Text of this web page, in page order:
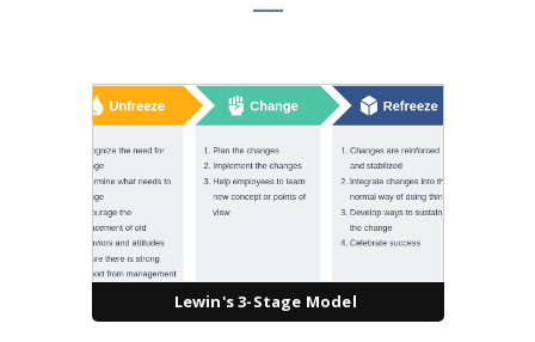
Lewin's 3-Stage Model